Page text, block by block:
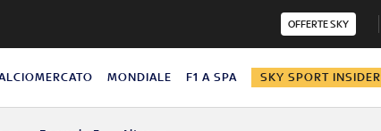
OFFERTE SKY
MONDIALE F1 A SPA SKY SPORT INSIDER